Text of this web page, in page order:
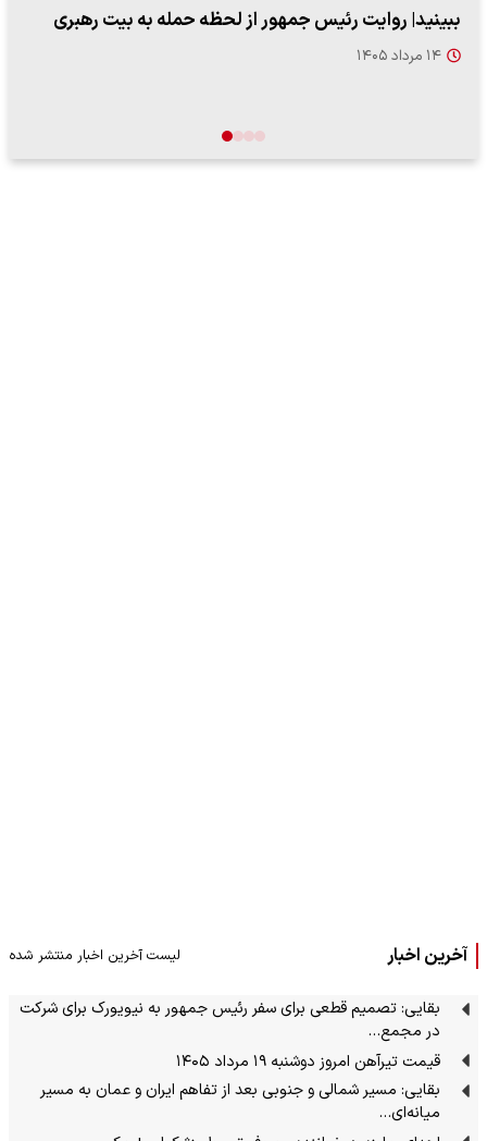
ببینید| روایت رئیس جمهور از لحظه حمله به بیت رهبری
۱۴ مرداد ۱۴۰۵
آخرین اخبار لیست آخرین اخبار منتشر شده
بقایی: تصمیم قطعی برای سفر رئیس جمهور به نیویورک برای شرکت
در مجمع…
قیمت تیرآهن امروز دوشنبه ۱۹ مرداد ۱۴۰۵
بقایی: مسیر شمالی و جنوبی بعد از تفاهم ایران و عمان به مسیر
میانه‌ای…